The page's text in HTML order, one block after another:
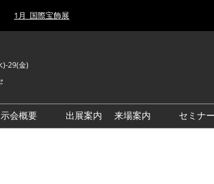
1月_国際宝飾展
)-29(金)
会概要
出展案内
来場案内
セミナー